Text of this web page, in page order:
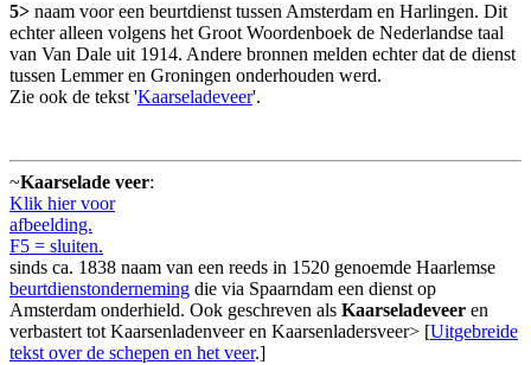
5> naam voor een beurtdienst tussen Amsterdam en Harlingen. Dit
echter alleen volgens het Groot Woordenboek de Nederlandse taal
van Van Dale uit 1914. Andere bronnen melden echter dat de dienst
tussen Lemmer en Groningen onderhouden werd.
Zie ook de tekst 'Kaarseladeveer'.
~Kaarselade veer:
Klik hier voor
afbeelding.
F5 = sluiten.
sinds ca. 1838 naam van een reeds in 1520 genoemde Haarlemse
beurtdienstonderneming die via Spaarndam een dienst op
Amsterdam onderhield. Ook geschreven als Kaarseladeveer en
verbastert tot Kaarsenladenveer en Kaarsenladersveer> [Uitgebreide
tekst over de schepen en het veer.]